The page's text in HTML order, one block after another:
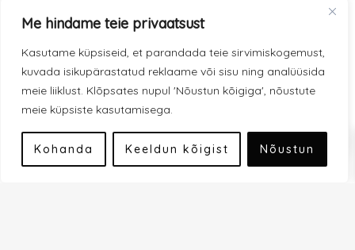
Me hindame teie privaatsust
Kasutame küpsiseid, et parandada teie sirvimiskogemust,
kuvada isikupärastatud reklaame või sisu ning analüüsida
meie liiklust. Klõpsates nupul 'Nõustun kõigiga', nõustute
meie küpsiste kasutamisega.
Kohanda Keeldun kõigist Nõustun
Meist
Privaatsuspoliitika
Müügitingimused
Kauba kohaletoimetamine
Modena makseviisid
© 2026 All rights
Reserved
F
a
c
b
o
o
I
n
s
a
g
r